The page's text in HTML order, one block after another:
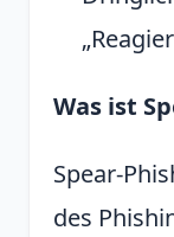
Was ist
Spear-
des